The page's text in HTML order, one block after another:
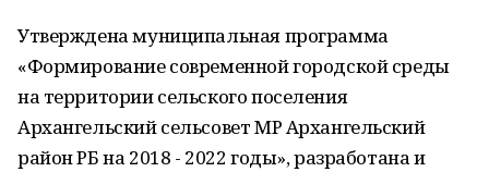
Утверждена муниципальная программа
«Формирование современной городской среды
на территории сельского поселения
Архангельский сельсовет МР Архангельский
район РБ на 2018 - 2022 годы», разработана и